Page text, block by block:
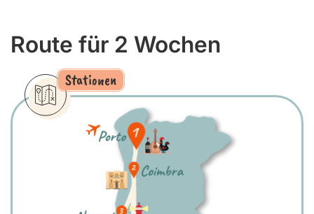
Route für 2 Wochen
Stationen